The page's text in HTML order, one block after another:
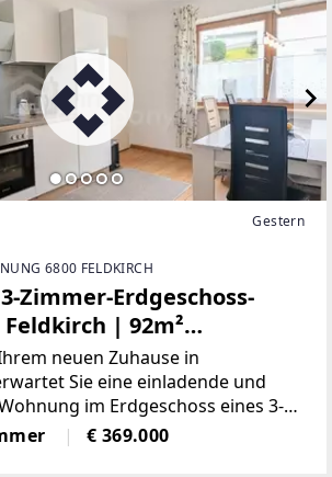
Gestern
6800 FELDKIRCH
Zimmer-Erdgeschoss-
| 92m²
3-Zimmer | Garage mit
| Gemeinschaftsgarten
oder Paare!
neuen Zuhause in
Sie eine einladende und
im Erdgeschoss eines 3-
die Sie sofort
Mit einer großzügigen Wohnfläche
€ 369.000